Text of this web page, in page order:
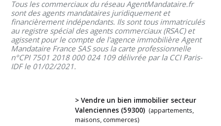
Tous les commerciaux du réseau AgentMandataire.fr
sont des agents mandataires juridiquement et
financièrement indépendants. Ils sont tous immatriculés
au registre spécial des agents commerciaux (RSAC) et
agissent pour le compte de l'agence immobilière Agent
Mandataire France SAS sous la carte professionnelle
n°CPI 7501 2018 000 024 109 délivrée par la CCI Paris-
IDF le 01/02/2021.
> Vendre un bien immobilier secteur
Valenciennes (59300) (appartements,
maisons, commerces)